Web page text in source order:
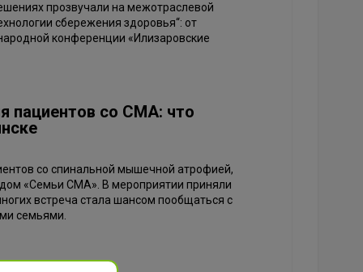
прозвучали на межотраслевой
сбережения здоровья“: от
конференции «Илизаровские
пациентов со СМА: что
со спинальной мышечной атрофией,
«Семьи СМА». В мероприятии приняли
встреча стала шансом пообщаться с
семьями.